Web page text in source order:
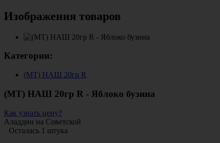
Изображения товаров
Категории:
(МТ) НАШ 20гр R
(МТ) НАШ 20гр R - Яблоко бузина
Как узнать цену?
Аладдин на Советской
Осталась 1 штука